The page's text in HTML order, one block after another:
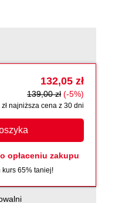
132,05 zł
139,00 zł (-5%)
najniższa cena z 30 dni
opłaceniu zakupu
65% taniej!